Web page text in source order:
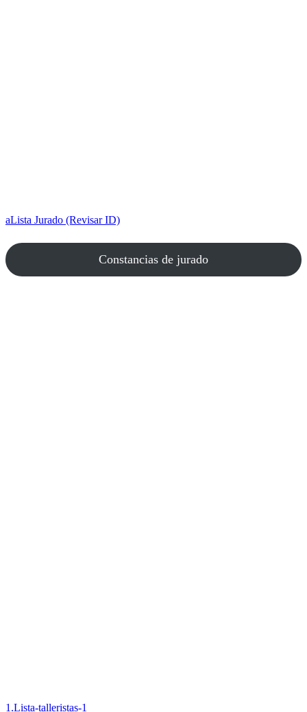
aLista Jurado (Revisar ID)
Constancias de jurado
1.Lista-talleristas-1